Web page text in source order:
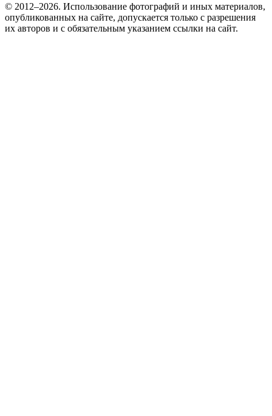
© 2012–2026. Использование фотографий и иных материалов,
опубликованных на сайте, допускается только с разрешения
их авторов и c обязательным указанием ссылки на сайт.